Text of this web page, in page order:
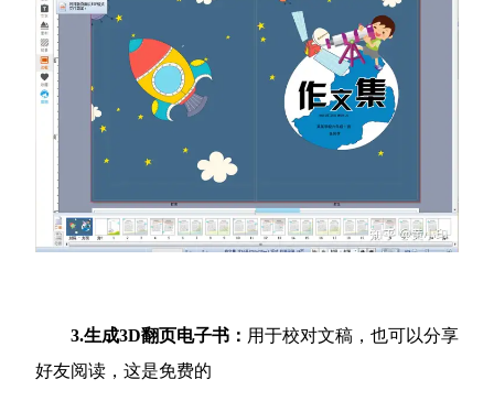
3.生成3D翻页电子书： 用于校对文稿，也可以分享
好友阅读，这是免费的